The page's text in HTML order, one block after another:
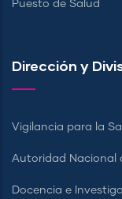
Puesto de Salud
Dirección y
Vigilancia para la
Autoridad Nacional
Docencia e